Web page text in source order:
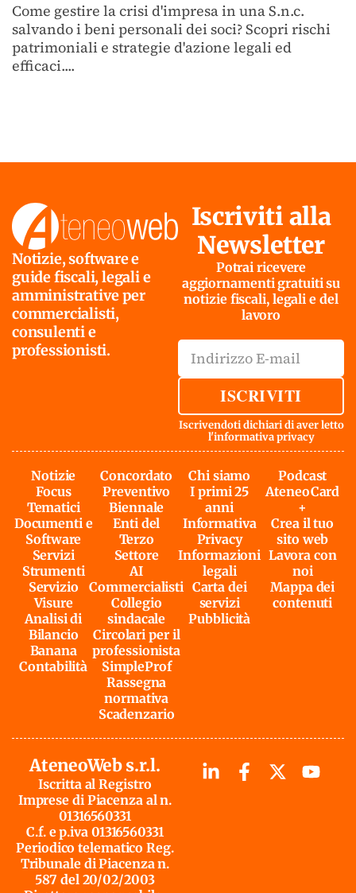
Come gestire la crisi d'impresa in una S.n.c.
salvando i beni personali dei soci? Scopri rischi
patrimoniali e strategie d'azione legali ed
efficaci....
Notizie, software e
guide fiscali, legali e
amministrative per
commercialisti,
consulenti e
professionisti.
Iscriviti alla
Newsletter
Potrai ricevere
aggiornamenti gratuiti su
notizie fiscali, legali e del
lavoro
ISCRIVITI
Iscrivendoti dichiari di aver letto
l'informativa privacy
Notizie
Focus
Tematici
Documenti e
Software
Servizi
Strumenti
Servizio
Visure
Analisi di
Bilancio
Banana
Contabilità
Concordato
Preventivo
Biennale
Enti del
Terzo
Settore
AI
Commercialisti
Collegio
sindacale
Circolari per il
professionista
SimpleProf
Rassegna
normativa
Scadenzario
Chi siamo
I primi 25
anni
Informativa
Privacy
Informazioni
legali
Carta dei
servizi
Pubblicità
Podcast
AteneoCard
+
Crea il tuo
sito web
Lavora con
noi
Mappa dei
contenuti
AteneoWeb s.r.l.
Iscritta al Registro
Imprese di Piacenza al n.
01316560331
C.f. e p.iva 01316560331
Periodico telematico Reg.
Tribunale di Piacenza n.
587 del 20/02/2003